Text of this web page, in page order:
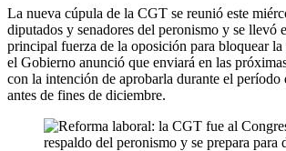
La nueva cúpula de la CGT se reunió este
diputados y senadores del peronismo y se llevó
principal fuerza de la oposición para bloquear
el Gobierno anunció que enviará en las
con la intención de aprobarla durante el período
antes de fines de diciembre.